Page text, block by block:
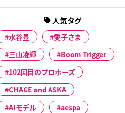
人気タグ
水谷豊
愛子さま
三山凌輝
Boom Trigger
102回目のプロポーズ
CHAGE and ASKA
AIモデル
aespa